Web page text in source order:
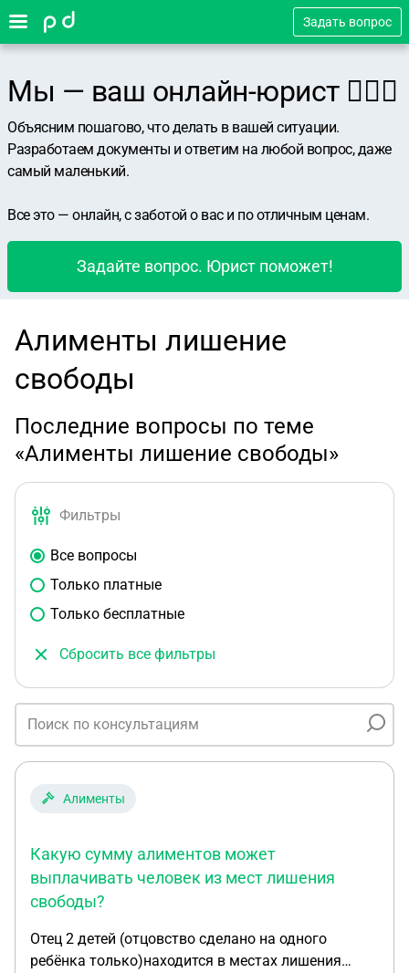
Задать вопрос
Мы — ваш онлайн-юрист 👨🏻‍⚖️
Объясним пошагово, что делать в вашей ситуации.
Разработаем документы и ответим на любой вопрос, даже
самый маленький.
Все это — онлайн, с заботой о вас и по отличным ценам.
Задайте вопрос. Юрист поможет!
Алименты лишение
свободы
Последние вопросы по теме
«Алименты лишение свободы»
Фильтры
Все вопросы
Только платные
Только бесплатные
Сбросить все фильтры
Алименты
Какую сумму алиментов может
выплачивать человек из мест лишения
свободы?
Отец 2 детей (отцовство сделано на одного
ребёнка только)находится в местах лишения